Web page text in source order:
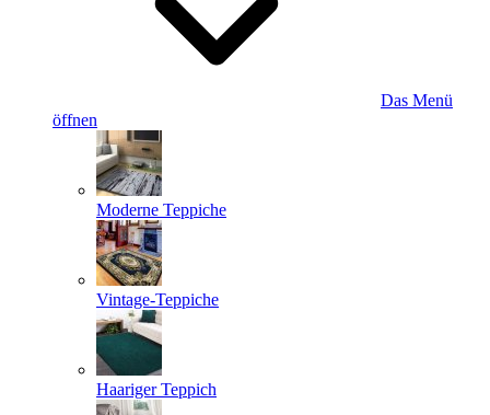
Das Menü
öffnen
Moderne Teppiche
Vintage-Teppiche
Haariger Teppich